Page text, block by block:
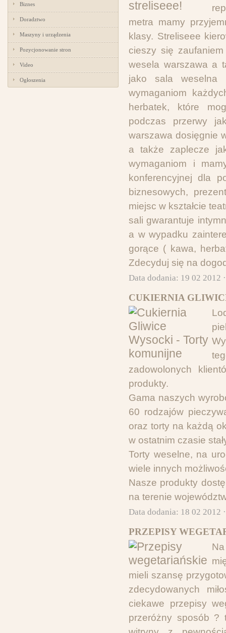
Biznes
Doradztwo
Maszyny i urządzenia
Pozycjonowanie stron
Video
Ogłoszenia
metra mamy
klasy. Streliseee
cieszy się
wesela warszawa a
jako sala weselna
wymaganiom
herbatek, które
podczas przerwy
warszawa dosięgnie
a także zaplecze
wymaganiom i
konferencyjnej dla
biznesowych,
miejsc w kształcie
sali gwarantuje
a w wypadku
gorące ( kawa,
Zdecyduj się na
Data dodania: 19 02 2012
CUKIERNIA
zadowolonych
produkty.
Gama naszych
60 rodzajów
oraz torty na każdą
w ostatnim czasie
Torty weselne, na
wiele innych
Nasze produkty
na terenie
Data dodania: 18 02 2012
PRZEPISY
mieli szansę
zdecydowanych
ciekawe przepisy
przeróżny sposób ?